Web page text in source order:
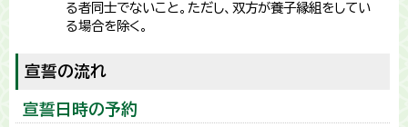
る者同士でないこと。ただし、双方が養子縁組をしてい
る場合を除く。
宣誓の流れ
宣誓日時の予約